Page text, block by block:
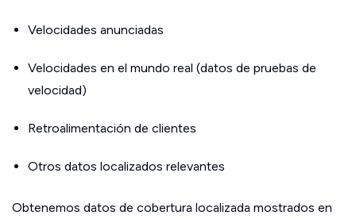
Velocidades anunciadas
Velocidades en el mundo real (datos de pruebas de
velocidad)
Retroalimentación de clientes
Otros datos localizados relevantes
Obtenemos datos de cobertura localizada mostrados en